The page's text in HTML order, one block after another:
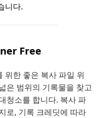
니다.
Free
한 좋은 복사 파일 위
은 범위의 기록물을 찾고
청소를 합니다. 복사 파
로, 기록 크레딧에 따라